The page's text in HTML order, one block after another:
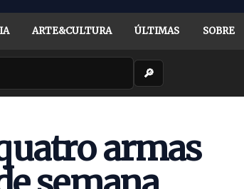
ARTE&CULTURA ÚLTIMAS SOBRE
🔎
armas